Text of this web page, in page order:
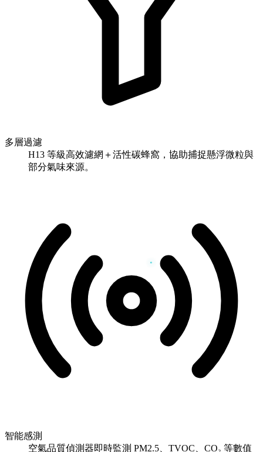
多層過濾
H13 等級高效濾網＋活性碳蜂窩，協助捕捉懸浮微粒與
部分氣味來源。
智能感測
空氣品質偵測器即時監測 PM2.5、TVOC、CO₂ 等數值